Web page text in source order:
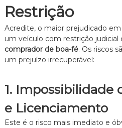
Restrição
Acredite, o maior prejudicado
um veículo com restrição judicial
comprador de boa-fé. Os riscos
um prejuízo irrecuperável:
1. Impossibilidade
e Licenciamento
Este é o risco mais imediato e